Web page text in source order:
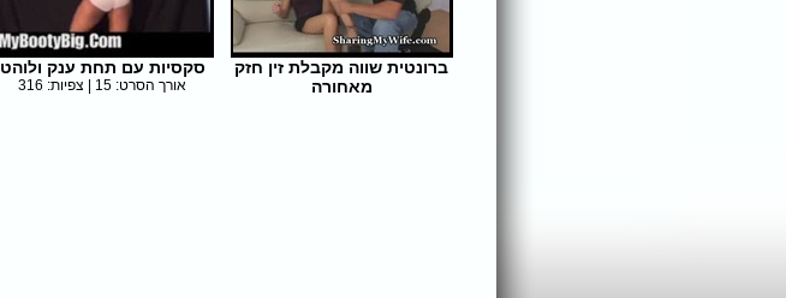
ברונטית שווה מקבלת זין חזק
מאחורה
סקסיות עם תחת ענק ולוהט
אורך הסרט: 15 | צפיות: 316